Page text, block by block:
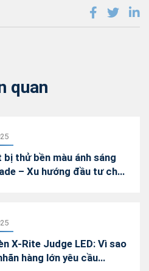
quan
bị thử bền màu ánh sáng
– Xu hướng đầu tư cho
X-Rite Judge LED: Vì sao
hàng lớn yêu cầu